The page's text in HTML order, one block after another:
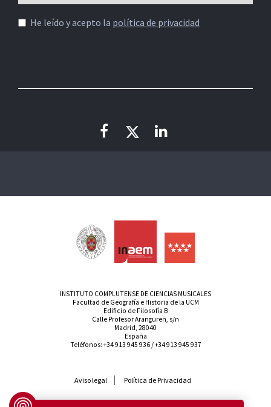
He leído y acepto la política de privacidad
INSTITUTO COMPLUTENSE DE CIENCIAS MUSICALES
Facultad de Geografía e Historia de la UCM
Edificio de Filosofía B
Calle Profesor Aranguren, s/n
Madrid, 28040
España
Teléfonos: +34 913 945 936/+34 913 945 937
Aviso legal Política de Privacidad